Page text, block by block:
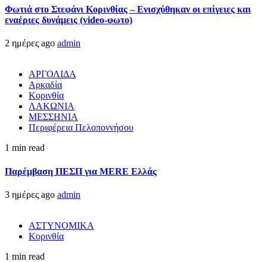
Φωτιά στο Στεφάνι Κορινθίας – Ενισχύθηκαν οι επίγειες και
εναέριες δυνάμεις (video-φωτο)
2 ημέρες ago admin
ΑΡΓΟΛΙΔΑ
Αρκαδία
Κορινθία
ΛΑΚΩΝΙΑ
ΜΕΣΣΗΝΙΑ
Περιφέρεια Πελοποννήσου
1 min read
Παρέμβαση ΠΕΣΠ για MERE Ελλάς
3 ημέρες ago admin
ΑΣΤΥΝΟΜΙΚΑ
Κορινθία
1 min read